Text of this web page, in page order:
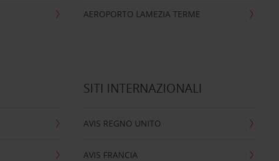
AEROPORTO LAMEZIA TERME
SITI INTERNAZIONALI
AVIS REGNO UNITO
AVIS FRANCIA